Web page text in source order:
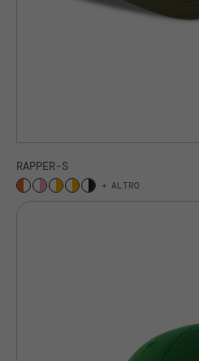
RAPPER-S
ALTRO